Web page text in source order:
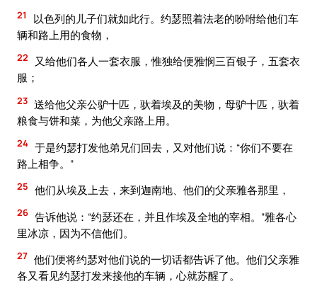
21
以色列的儿子们就如此行。约瑟照着法老的吩咐给他们车
辆和路上用的食物，
22
又给他们各人一套衣服，惟独给便雅悯三百银子，五套衣
服；
23 送给他父亲公驴十匹，驮着埃及的美物，母驴十匹，驮着
粮食与饼和菜，为他父亲路上用。
24 于是约瑟打发他弟兄们回去，又对他们说：“你们不要在
路上相争。”
25 他们从埃及上去，来到迦南地、他们的父亲雅各那里，
26 告诉他说：“约瑟还在，并且作埃及全地的宰相。”雅各心
里冰凉，因为不信他们。
27 他们便将约瑟对他们说的一切话都告诉了他。他们父亲雅
各又看见约瑟打发来接他的车辆，心就苏醒了。